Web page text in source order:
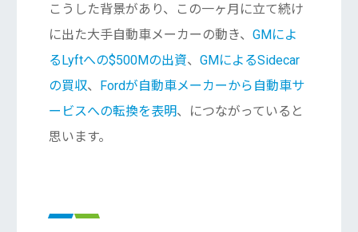
こうした背景があり、この一ヶ月に立て続け
に出た大手自動車メーカーの動き、 GMによ
るLyftへの$500Mの出資、 GMによるSidecar
の買収、 Fordが自動車メーカーから自動車サ
ービスへの転換を表明、につながっていると
思います。